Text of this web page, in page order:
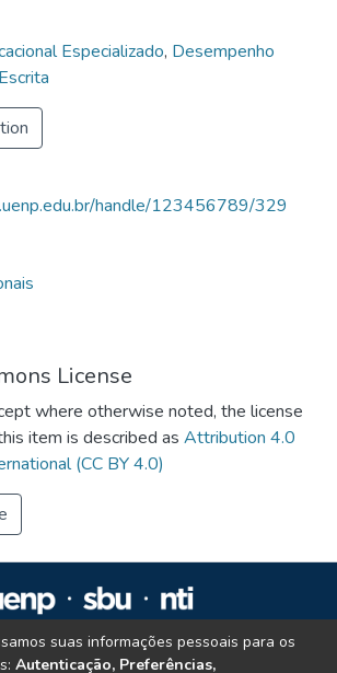
Especializado, Desempenho
Escrita
handle/123456789/329
License
where otherwise noted, the license
item is described as Attribution 4.0
(CC BY 4.0)
Institucional da UENP
suas informações pessoais para os
Autenticação, Preferências,